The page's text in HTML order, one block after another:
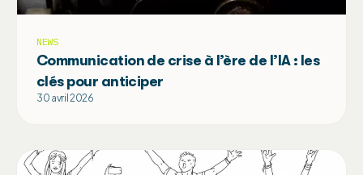
NEWS
Communication de crise à l’ère de l’IA : les
clés pour anticiper
30 avril 2026